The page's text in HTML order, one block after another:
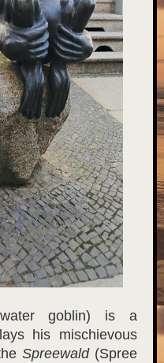
goblin) is a
his mischievous
Spreewald(Spree